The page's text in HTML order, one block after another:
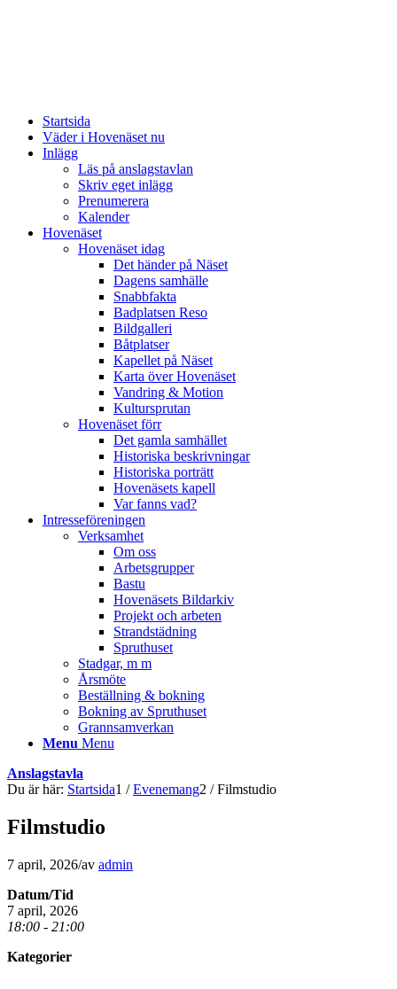
Startsida
Väder i Hovenäset nu
Inlägg
Läs på anslagstavlan
Skriv eget inlägg
Prenumerera
Kalender
Hovenäset
Hovenäset idag
Det händer på Näset
Dagens samhälle
Snabbfakta
Badplatsen Reso
Bildgalleri
Båtplatser
Kapellet på Näset
Karta över Hovenäset
Vandring & Motion
Kultursprutan
Hovenäset förr
Det gamla samhället
Historiska beskrivningar
Historiska porträtt
Hovenäsets kapell
Var fanns vad?
Intresseföreningen
Verksamhet
Om oss
Arbetsgrupper
Bastu
Hovenäsets Bildarkiv
Projekt och arbeten
Strandstädning
Spruthuset
Stadgar, m m
Årsmöte
Beställning & bokning
Bokning av Spruthuset
Grannsamverkan
Menu Menu
Anslagstavla
Du är här: Startsida1 / Evenemang2 / Filmstudio
Filmstudio
7 april, 2026/av admin
Datum/Tid
7 april, 2026
18:00 - 21:00
Kategorier